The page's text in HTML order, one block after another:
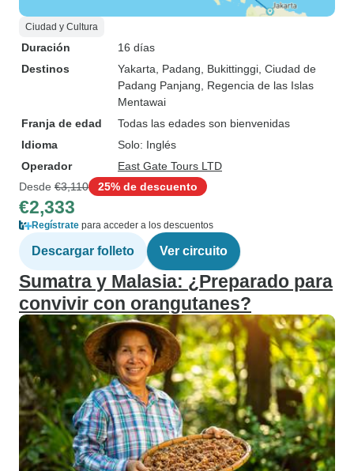
Ciudad y Cultura
Duración
16 días
Destinos
Yakarta , Padang , Bukittinggi , Ciudad de
Padang Panjang , Regencia de las Islas
Mentawai
Franja de edad
Todas las edades son bienvenidas
Idioma
Solo: Inglés
Operador
East Gate Tours LTD
Desde €3,110 25% de descuento
€2,333
Regístrate para acceder a los descuentos
Descargar folleto Ver circuito
Sumatra y Malasia: ¿Preparado para
convivir con orangutanes?